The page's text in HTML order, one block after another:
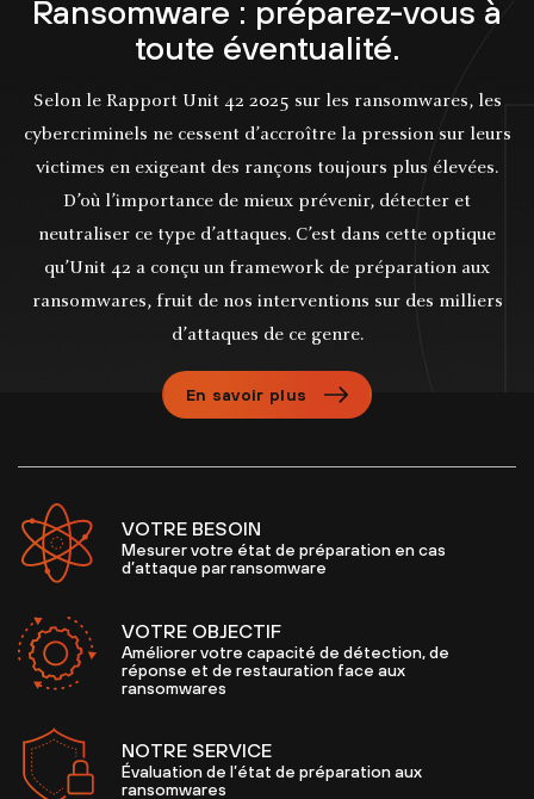
Ransomware : préparez-vous à
toute éventualité.
Selon le Rapport Unit 42 2025 sur les ransomwares, les
cybercriminels ne cessent d’accroître la pression sur leurs
victimes en exigeant des rançons toujours plus élevées.
D’où l’importance de mieux prévenir, détecter et
neutraliser ce type d’attaques. C’est dans cette optique
qu’Unit 42 a conçu un framework de préparation aux
ransomwares, fruit de nos interventions sur des milliers
d’attaques de ce genre.
En savoir plus
VOTRE BESOIN
Mesurer votre état de préparation en cas
d’attaque par ransomware
VOTRE OBJECTIF
Améliorer votre capacité de détection, de
réponse et de restauration face aux
ransomwares
NOTRE SERVICE
Évaluation de l’état de préparation aux
ransomwares